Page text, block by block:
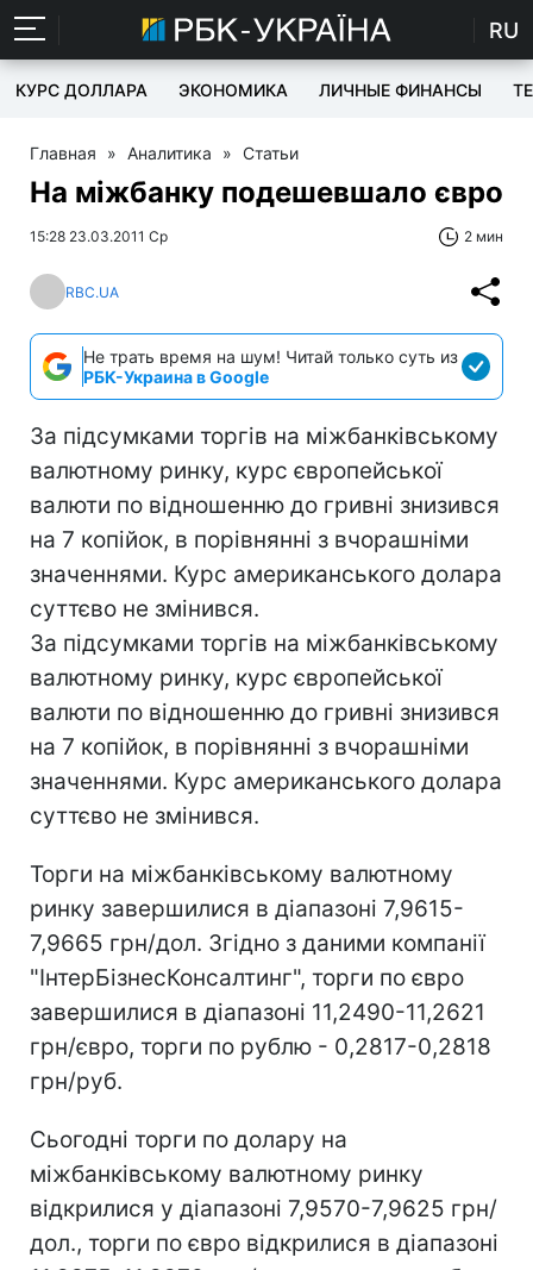
RU
КУРС ДОЛЛАРА ЭКОНОМИКА ЛИЧНЫЕ ФИНАНСЫ
Главная » Аналитика » Статьи
На міжбанку подешевшало євро
15:28 23.03.2011 Ср 2 мин
RBC.UA
Не трать время на шум! Читай только суть из
РБК-Украина в Google
За підсумками торгів на міжбанківському
валютному ринку, курс європейської
валюти по відношенню до гривні знизився
на 7 копійок, в порівнянні з вчорашніми
значеннями. Курс американського долара
суттєво не змінився.
За підсумками торгів на міжбанківському
валютному ринку, курс європейської
валюти по відношенню до гривні знизився
на 7 копійок, в порівнянні з вчорашніми
значеннями. Курс американського долара
суттєво не змінився.
Торги на міжбанківському валютному
ринку завершилися в діапазоні 7,9615-
7,9665 грн/дол. Згідно з даними компанії
"ІнтерБізнесКонсалтинг", торги по євро
завершилися в діапазоні 11,2490-11,2621
грн/євро, торги по рублю - 0,2817-0,2818
грн/руб.
Сьогодні торги по долару на
міжбанківському валютному ринку
відкрилися у діапазоні 7,9570-7,9625 грн/
дол., торги по євро відкрилися в діапазоні